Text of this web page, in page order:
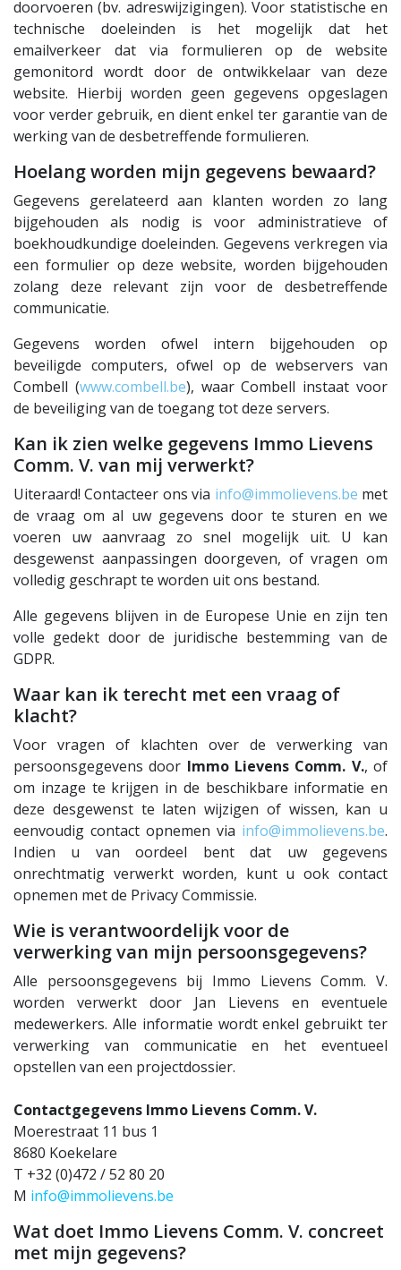
doorvoeren (bv. adreswijzigingen). Voor statistische en
technische doeleinden is het mogelijk dat het
emailverkeer dat via formulieren op de website
gemonitord wordt door de ontwikkelaar van deze
website. Hierbij worden geen gegevens opgeslagen
voor verder gebruik, en dient enkel ter garantie van de
werking van de desbetreffende formulieren.
Hoelang worden mijn gegevens bewaard?
Gegevens gerelateerd aan klanten worden zo lang
bijgehouden als nodig is voor administratieve of
boekhoudkundige doeleinden. Gegevens verkregen via
een formulier op deze website, worden bijgehouden
zolang deze relevant zijn voor de desbetreffende
communicatie.
Gegevens worden ofwel intern bijgehouden op
beveiligde computers, ofwel op de webservers van
Combell (www.combell.be), waar Combell instaat voor
de beveiliging van de toegang tot deze servers.
Kan ik zien welke gegevens Immo Lievens
Comm. V. van mij verwerkt?
Uiteraard! Contacteer ons via info@immolievens.be met
de vraag om al uw gegevens door te sturen en we
voeren uw aanvraag zo snel mogelijk uit. U kan
desgewenst aanpassingen doorgeven, of vragen om
volledig geschrapt te worden uit ons bestand.
Alle gegevens blijven in de Europese Unie en zijn ten
volle gedekt door de juridische bestemming van de
GDPR.
Waar kan ik terecht met een vraag of
klacht?
Voor vragen of klachten over de verwerking van
persoonsgegevens door Immo Lievens Comm. V., of
om inzage te krijgen in de beschikbare informatie en
deze desgewenst te laten wijzigen of wissen, kan u
eenvoudig contact opnemen via info@immolievens.be.
Indien u van oordeel bent dat uw gegevens
onrechtmatig verwerkt worden, kunt u ook contact
opnemen met de Privacy Commissie.
Wie is verantwoordelijk voor de
verwerking van mijn persoonsgegevens?
Alle persoonsgegevens bij Immo Lievens Comm. V.
worden verwerkt door Jan Lievens en eventuele
medewerkers. Alle informatie wordt enkel gebruikt ter
verwerking van communicatie en het eventueel
opstellen van een projectdossier.
Contactgegevens Immo Lievens Comm. V.
Moerestraat 11 bus 1
8680 Koekelare
T +32 (0)472 / 52 80 20
M info@immolievens.be
Wat doet Immo Lievens Comm. V. concreet
met mijn gegevens?